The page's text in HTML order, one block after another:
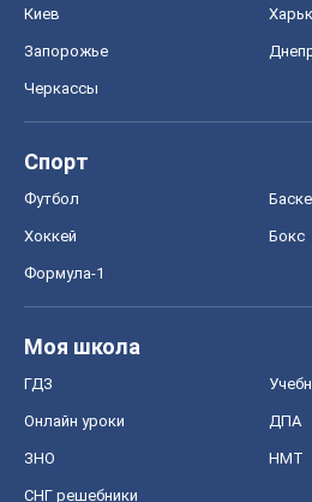
Киев
Запорожье
Черкассы
Спорт
Футбол
Хоккей Бокс
Формула-1
Моя школа
ГДЗ
Онлайн уроки ДПА
ЗНО НМТ
СНГ решебники